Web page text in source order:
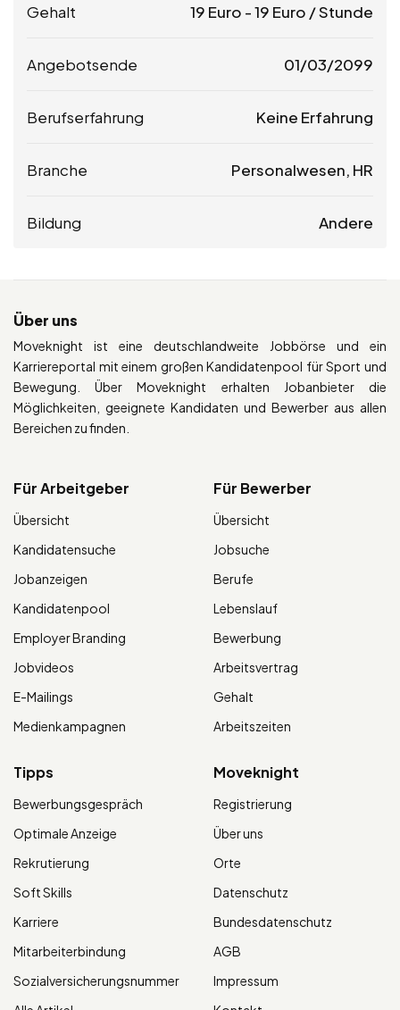
Gehalt 19 Euro -19 Euro / Stunde
Angebotsende 01/03/2099
Berufserfahrung Keine Erfahrung
Branche Personalwesen, HR
Bildung Andere
Über uns
Moveknight ist eine deutschlandweite Jobbörse und ein
Karriereportal mit einem großen Kandidatenpool für Sport und
Bewegung. Über Moveknight erhalten Jobanbieter die
Möglichkeiten, geeignete Kandidaten und Bewerber aus allen
Bereichen zu finden.
Für Arbeitgeber
Übersicht
Kandidatensuche
Jobanzeigen
Kandidatenpool
Employer Branding
Jobvideos
E-Mailings
Medienkampagnen
Für Bewerber
Übersicht
Jobsuche
Berufe
Lebenslauf
Bewerbung
Arbeitsvertrag
Gehalt
Arbeitszeiten
Tipps
Bewerbungsgespräch
Optimale Anzeige
Rekrutierung
Soft Skills
Karriere
Mitarbeiterbindung
Sozialversicherungsnummer
Moveknight
Registrierung
Über uns
Orte
Datenschutz
Bundesdatenschutz
AGB
Impressum